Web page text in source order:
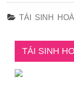
TÁI SINH
TÁI SINH